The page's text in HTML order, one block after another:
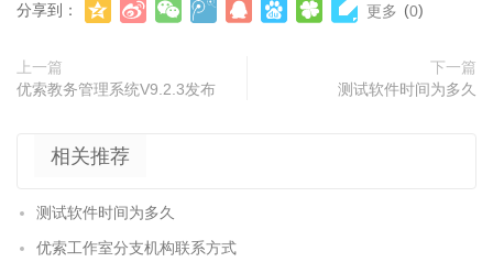
分享到： 更多 (0)
上一篇
优索教务管理系统V9.2.3发布
下一篇
测试软件时间为多久
相关推荐
测试软件时间为多久
优索工作室分支机构联系方式